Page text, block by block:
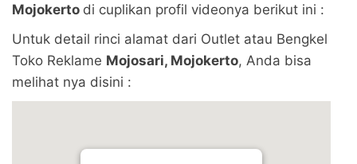
Mojokerto di cuplikan profil videonya berikut ini :
Untuk detail rinci alamat dari Outlet atau Bengkel
Toko Reklame Mojosari, Mojokerto, Anda bisa
melihat nya disini :